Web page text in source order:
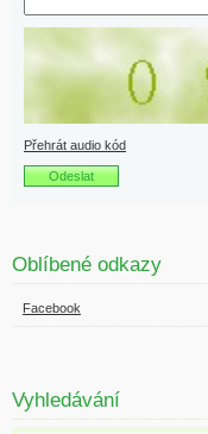
Přehrát audio kód
Oblíbené odkazy
Facebook
Vyhledávání